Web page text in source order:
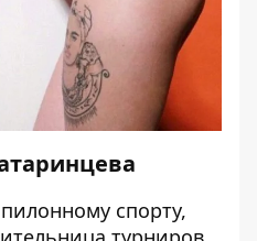
спорту,